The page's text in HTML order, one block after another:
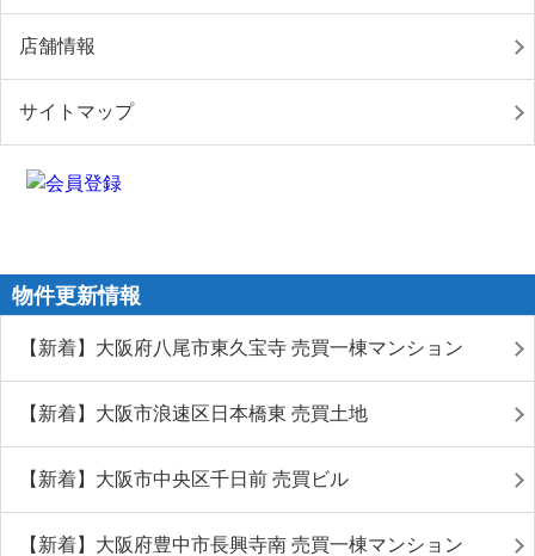
店舗情報
サイトマップ
物件更新情報
【新着】大阪府八尾市東久宝寺 売買一棟マンション
【新着】大阪市浪速区日本橋東 売買土地
【新着】大阪市中央区千日前 売買ビル
【新着】大阪府豊中市長興寺南 売買一棟マンション